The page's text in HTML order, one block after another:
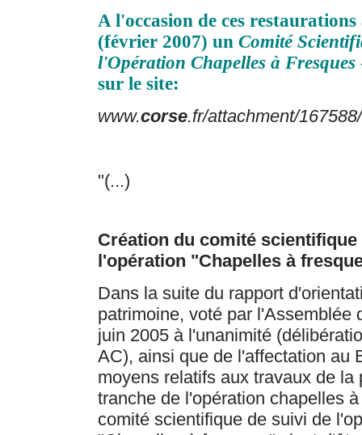
A l'occasion de ces restaurations
(février 2007) un Comité
l'Opération Chapelles à Fresques
sur le site:
www.corse.fr/attachment/167588/
"(...)
Création du comité scientifique
l'opération "Chapelles à
Dans la suite du rapport
patrimoine, voté par l'Assemblée
juin 2005 à l'unanimité
AC), ainsi que de l'affectation au
moyens relatifs aux travaux de la
tranche de l'opération chapelles
comité scientifique de suivi de